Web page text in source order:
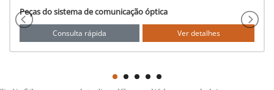
comunicação óptica
Ver detalhes
Ferramentas de